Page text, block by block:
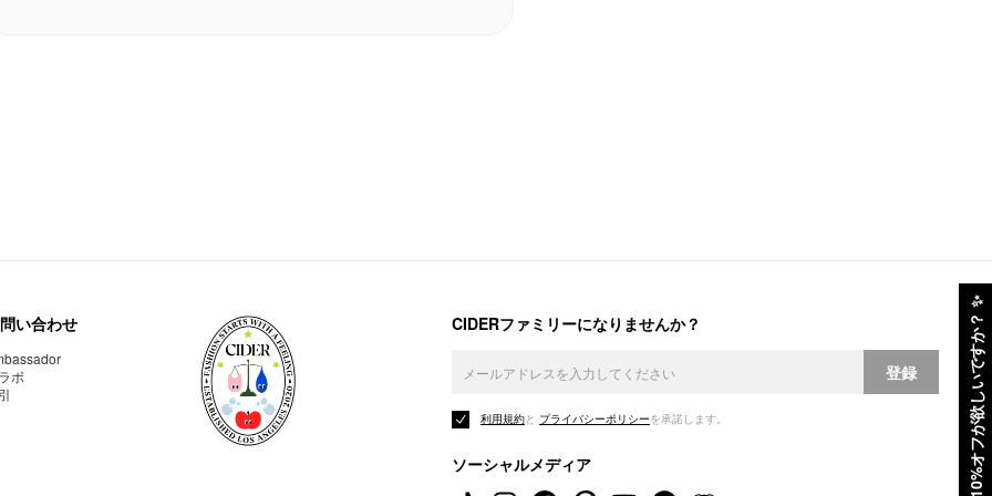
10%オフが欲しいですか？
✨
い合わせ
ボ
CIDERファミリーになりませんか？
登録
利用規約と プライバシーポリシーを承諾します。
ソーシャルメディア